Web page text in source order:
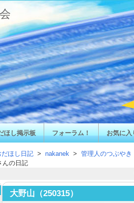
ほし掲示板 フォーラム！ お気に入
だほし日記 > nakanek > 管理人のつぶやき
んの日記
大野山（250315）